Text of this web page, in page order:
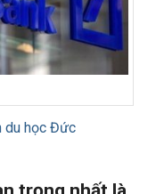
du học Đức